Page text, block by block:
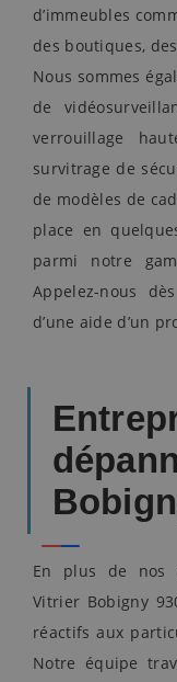
d’immeubles
des boutiques,
Nous sommes
de
verrouillage
survitrage de
de modèles de
place en
parmi notre
Appelez-nous
d’une aide d’un
En plus de nos
Vitrier Bobigny
réactifs aux
Notre équipe